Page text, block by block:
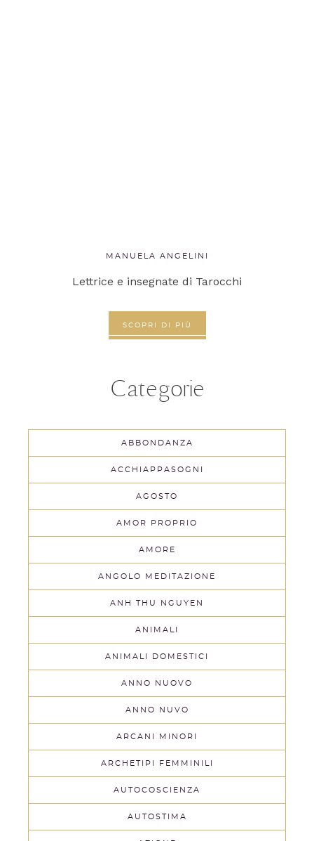
MANUELA ANGELINI
Lettrice e insegnate di Tarocchi
SCOPRI DI PIÙ
Categorie
ABBONDANZA
ACCHIAPPASOGNI
AGOSTO
AMOR PROPRIO
AMORE
ANGOLO MEDITAZIONE
ANH THU NGUYEN
ANIMALI
ANIMALI DOMESTICI
ANNO NUOVO
ANNO NUVO
ARCANI MINORI
ARCHETIPI FEMMINILI
AUTOCOSCIENZA
AUTOSTIMA